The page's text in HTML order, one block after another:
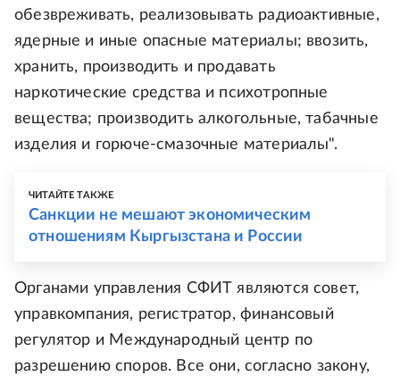
обезвреживать, реализовывать радиоактивные,
ядерные и иные опасные материалы; ввозить,
хранить, производить и продавать
наркотические средства и психотропные
вещества; производить алкогольные, табачные
изделия и горюче-смазочные материалы".
ЧИТАЙТЕ ТАКЖЕ
Санкции не мешают экономическим
отношениям Кыргызстана и России
Органами управления СФИТ являются совет,
управкомпания, регистратор, финансовый
регулятор и Международный центр по
разрешению споров. Все они, согласно закону,